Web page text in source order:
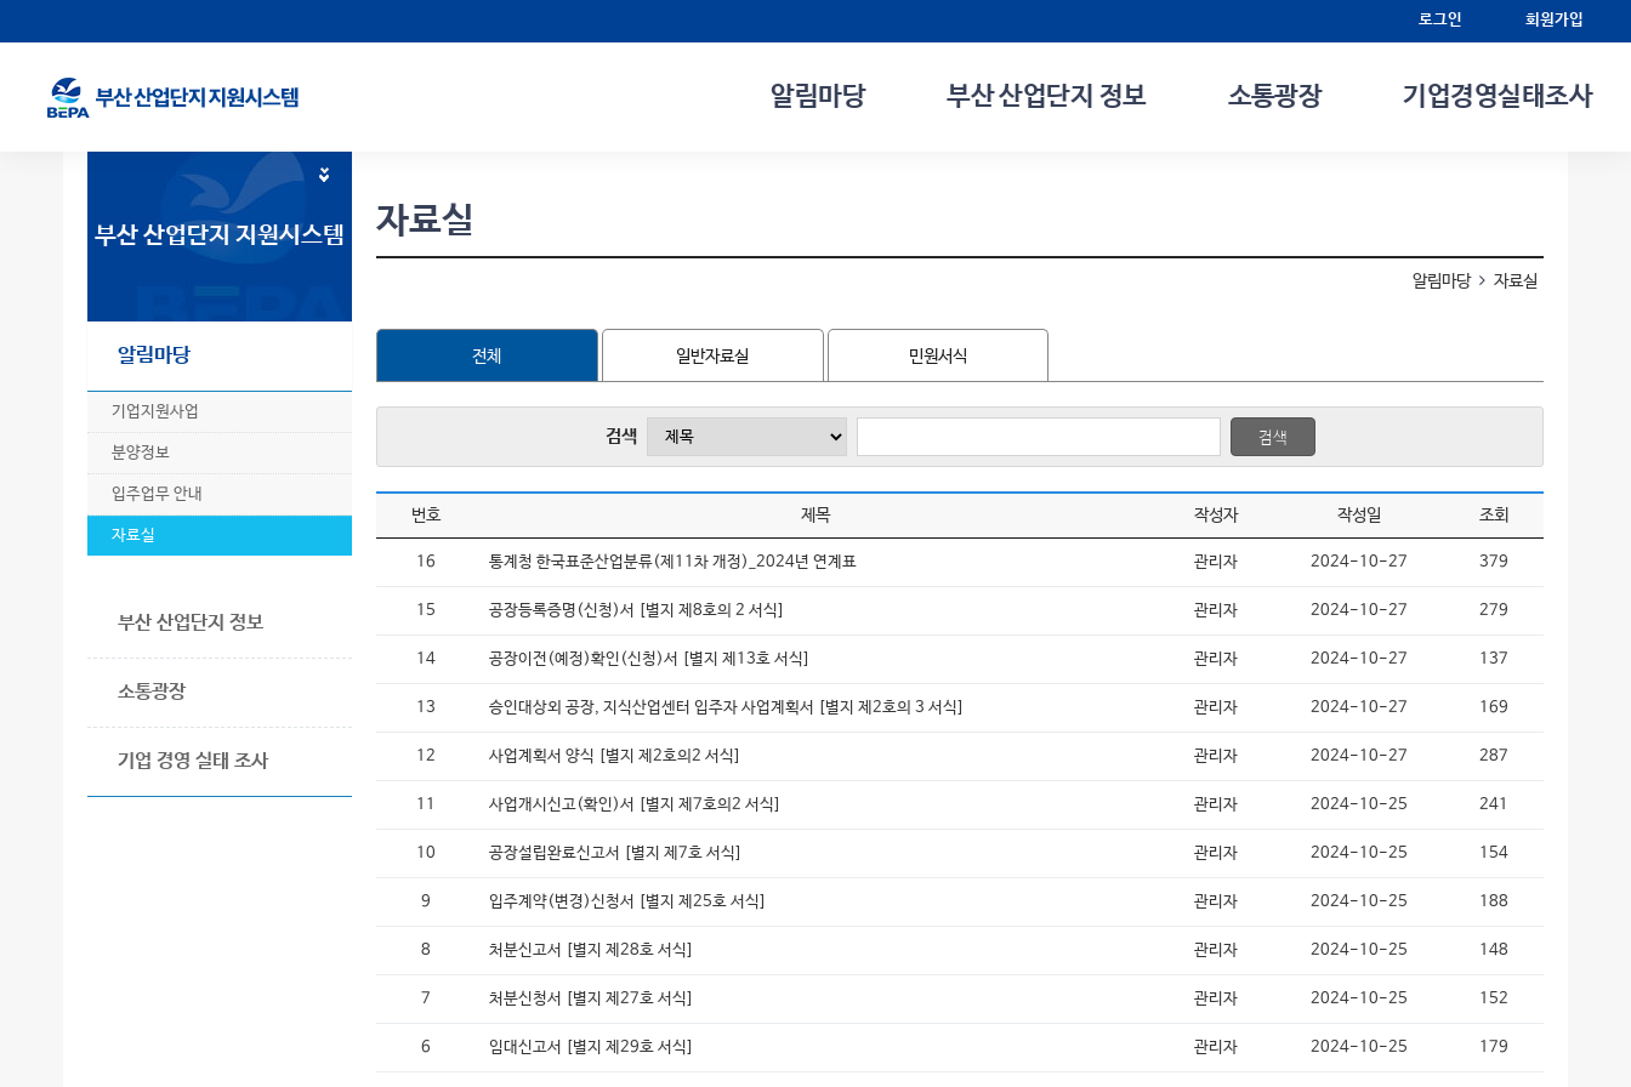
회원가입
로그인
알림마당 부산 산업단지 정보 소통광장 기업경영실태조사
부산 산업단지 지원시스템
알림마당
기업지원사업
분양정보
입주업무 안내
자료실
부산 산업단지 정보
소통광장
기업 경영 실태 조사
자료실
알림마당 자료실
전체 일반자료실 민원서식
검색 검색
번호 제목 작성자 작성일 조회
16 통계청 한국표준산업분류(제11차 개정)_2024년 연계표 관리자 2024-10-27 379
15 공장등록증명(신청)서 [별지 제8호의 2 서식] 관리자 2024-10-27 279
14 공장이전(예정)확인(신청)서 [별지 제13호 서식] 관리자 2024-10-27 137
13 승인대상외 공장, 지식산업센터 입주자 사업계획서 [별지 제2호의 3 서식] 관리자 2024-10-27 169
12 사업계획서 양식 [별지 제2호의2 서식] 관리자 2024-10-27 287
11 사업개시신고(확인)서 [별지 제7호의2 서식] 관리자 2024-10-25 241
10 공장설립완료신고서 [별지 제7호 서식] 관리자 2024-10-25 154
9 입주계약(변경)신청서 [별지 제25호 서식] 관리자 2024-10-25 188
8 처분신고서 [별지 제28호 서식] 관리자 2024-10-25 148
7 처분신청서 [별지 제27호 서식] 관리자 2024-10-25 152
6 임대신고서 [별지 제29호 서식] 관리자 2024-10-25 179